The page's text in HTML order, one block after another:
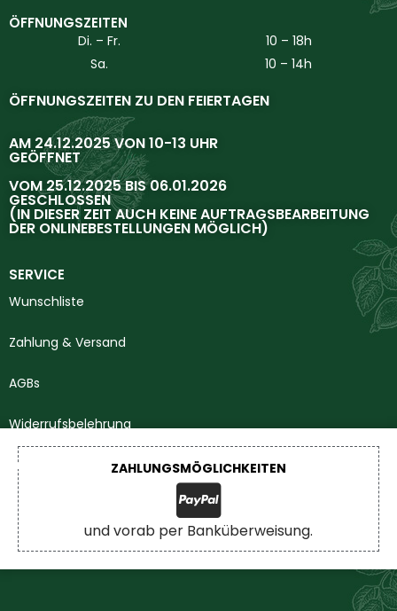
ÖFFNUNGSZEITEN
Di. – Fr.
10 – 18h
Sa.
10 – 14h
ÖFFNUNGSZEITEN ZU DEN FEIERTAGEN
AM 24.12.2025 VON 10-13 UHR
GEÖFFNET
VOM 25.12.2025 BIS 06.01.2026
GESCHLOSSEN
(IN DIESER ZEIT AUCH KEINE AUFTRAGSBEARBEITUNG
DER ONLINEBESTELLUNGEN MÖGLICH)
SERVICE
Wunschliste
Zahlung & Versand
AGBs
Widerrufsbelehrung
Impressum
Datenschutzerklärung
ZAHLUNGSMÖGLICHKEITEN
und vorab per Banküberweisung.